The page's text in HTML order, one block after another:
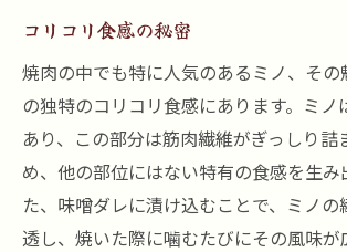
コリコリ食感の秘密
焼肉の中でも特に人気のあるミノ、その
の独特のコリコリ食感にあります。ミノ
あり、この部分は筋肉繊維がぎっしり詰
め、他の部位にはない特有の食感を生み
た、味噌ダレに漬け込むことで、ミノの
透し、焼いた際に噛むたびにその風味が